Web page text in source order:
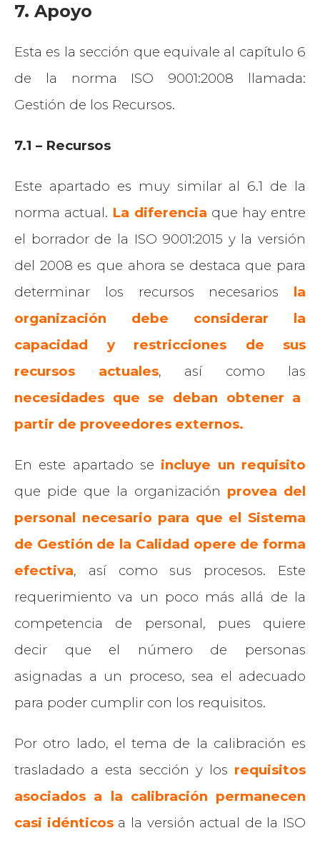
7. Apoyo
Esta es la sección que equivale al capítulo 6
de la norma ISO 9001:2008 llamada:
Gestión de los Recursos.
7.1 – Recursos
Este apartado es muy similar al 6.1 de la
norma actual. La diferencia que hay entre
el borrador de la ISO 9001:2015 y la versión
del 2008 es que ahora se destaca que para
determinar los recursos necesarios la
organización debe considerar la
capacidad y restricciones de sus
recursos actuales, así como las
necesidades que se deban obtener a
partir de proveedores externos.
En este apartado se incluye un requisito
que pide que la organización provea del
personal necesario para que el Sistema
de Gestión de la Calidad opere de forma
efectiva, así como sus procesos. Este
requerimiento va un poco más allá de la
competencia de personal, pues quiere
decir que el número de personas
asignadas a un proceso, sea el adecuado
para poder cumplir con los requisitos.
Por otro lado, el tema de la calibración es
trasladado a esta sección y los requisitos
asociados a la calibración permanecen
casi idénticos a la versión actual de la ISO